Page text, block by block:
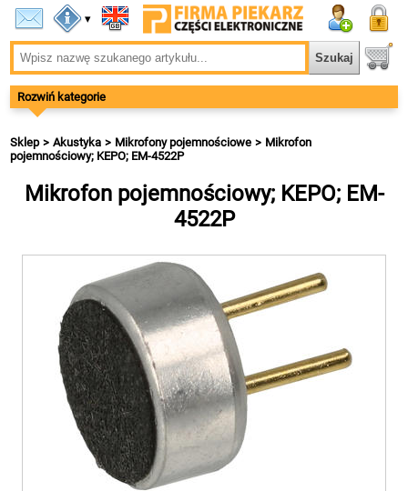
▾
Rozwiń kategorie
Sklep Akustyka Mikrofony pojemnościowe
Mikrofon
pojemnościowy; KEPO; EM-4522P
Mikrofon pojemnościowy; KEPO; EM-
4522P